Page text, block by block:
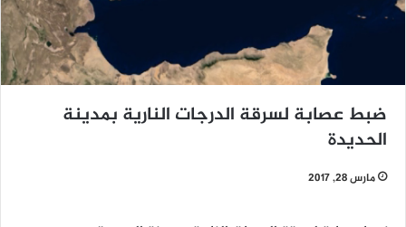
ضبط عصابة لسرقة الدرجات النارية بمدينة
الحديدة
مارس 28, 2017